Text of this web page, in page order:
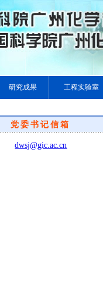
研究成果 工程实验室
党委书记信箱
dwsj@gic.ac.cn